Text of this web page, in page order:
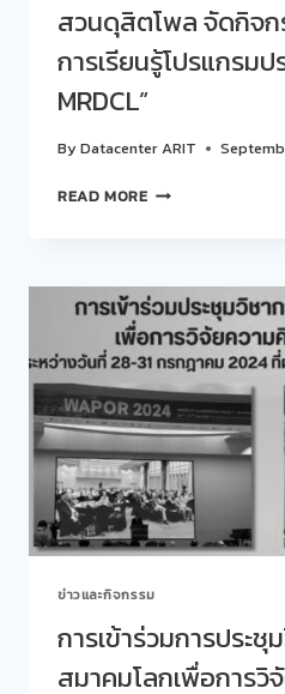
สวนดุสิตโพล จัดกิจก
การเรียนรู้โปรแกรม
MRDCL”
ByDatacenter ARIT
READ MOREสวน
จัด
กิจกรรม
POLL
LAB
การ
เรียน
รู้
โปรแกรม
ประมวล
ผล
ข้อมูล
ข่าวและกิจกรรม
การเข้าร่วมการประ
สมาคมโลกเพื่อการวิ